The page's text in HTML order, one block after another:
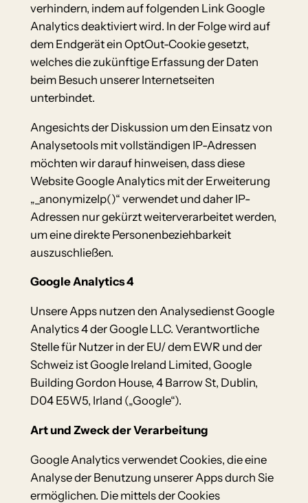
verhindern, indem auf folgenden Link Google
Analytics deaktiviert wird. In der Folge wird auf
dem Endgerät ein OptOut-Cookie gesetzt,
welches die zukünftige Erfassung der Daten
beim Besuch unserer Internetseiten
unterbindet.
Angesichts der Diskussion um den Einsatz von
Analysetools mit vollständigen IP-Adressen
möchten wir darauf hinweisen, dass diese
Website Google Analytics mit der Erweiterung
„_anonymizeIp()“ verwendet und daher IP-
Adressen nur gekürzt weiterverarbeitet werden,
um eine direkte Personenbeziehbarkeit
auszuschließen.
Google Analytics 4
Unsere Apps nutzen den Analysedienst Google
Analytics 4 der Google LLC. Verantwortliche
Stelle für Nutzer in der EU/ dem EWR und der
Schweiz ist Google Ireland Limited, Google
Building Gordon House, 4 Barrow St, Dublin,
D04 E5W5, Irland („Google“).
Art und Zweck der Verarbeitung
Google Analytics verwendet Cookies, die eine
Analyse der Benutzung unserer Apps durch Sie
ermöglichen. Die mittels der Cookies